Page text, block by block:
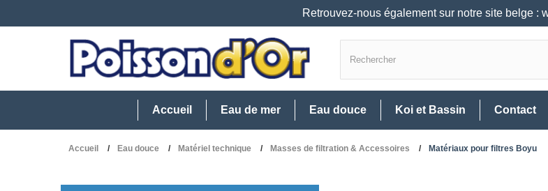
Retrouvez-nous également sur notre site belge :
Accueil Eau de mer Eau douce Koi et Bassin Contact
Accueil Eau douce Matériel technique Masses de filtration & Accessoires Matériaux pour filtres Boyu